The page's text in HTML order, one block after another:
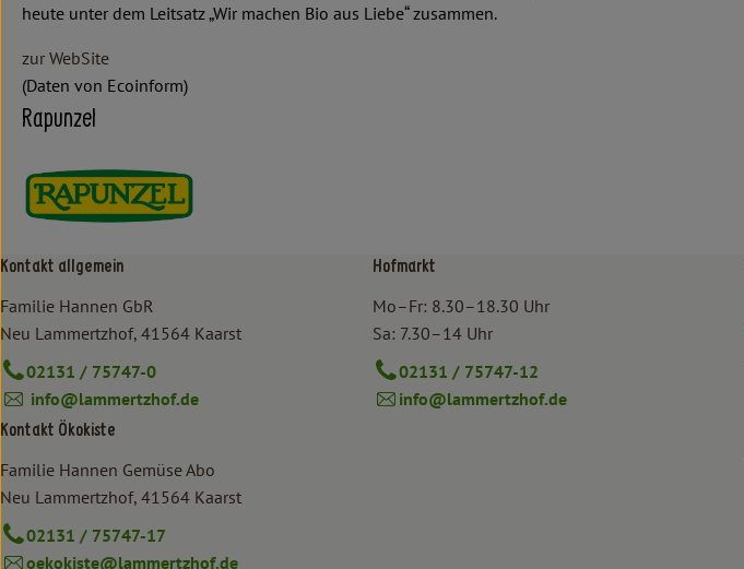
heute unter dem Leitsatz „Wir machen Bio aus Liebe“ zusammen.
zur WebSite
(Daten von Ecoinform)
Rapunzel
Kontakt allgemein
Familie Hannen GbR
Neu Lammertzhof, 41564 Kaarst
02131 / 75747-0
info@lammertzhof.de
Kontakt Ökokiste
Familie Hannen Gemüse Abo
Neu Lammertzhof, 41564 Kaarst
02131 / 75747-17
oekokiste@lammertzhof.de
Hofmarkt
Mo–Fr: 8.30–18.30 Uhr
Sa: 7.30–14 Uhr
02131 / 75747-12
info@lammertzhof.de